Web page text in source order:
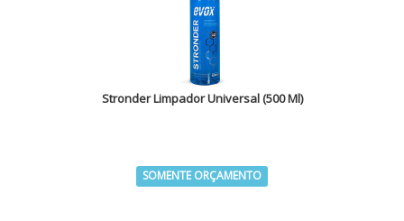
Stronder Limpador Universal (500 Ml)
SOMENTE ORÇAMENTO